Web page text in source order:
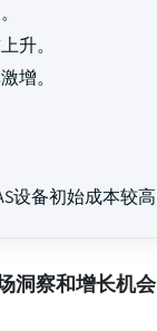
升。
增。
设备初始成本较高
洞察和增长机会